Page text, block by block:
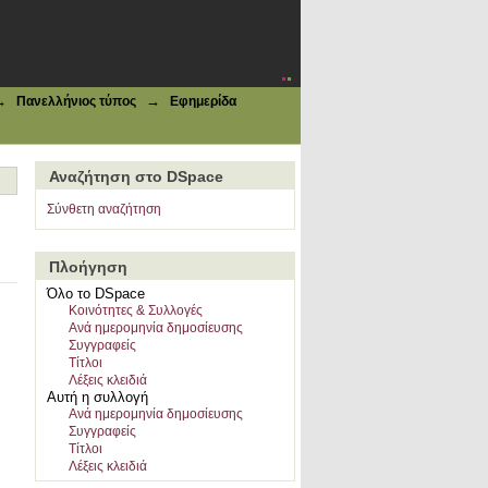
Πανελλήνιος τύπος →
Εφημερίδα
Αναζήτηση στο DSpace
Σύνθετη αναζήτηση
Πλοήγηση
Όλο το DSpace
Κοινότητες & Συλλογές
Ανά ημερομηνία δημοσίευσης
Συγγραφείς
Τίτλοι
Λέξεις κλειδιά
Αυτή η συλλογή
Ανά ημερομηνία δημοσίευσης
Συγγραφείς
Τίτλοι
Λέξεις κλειδιά